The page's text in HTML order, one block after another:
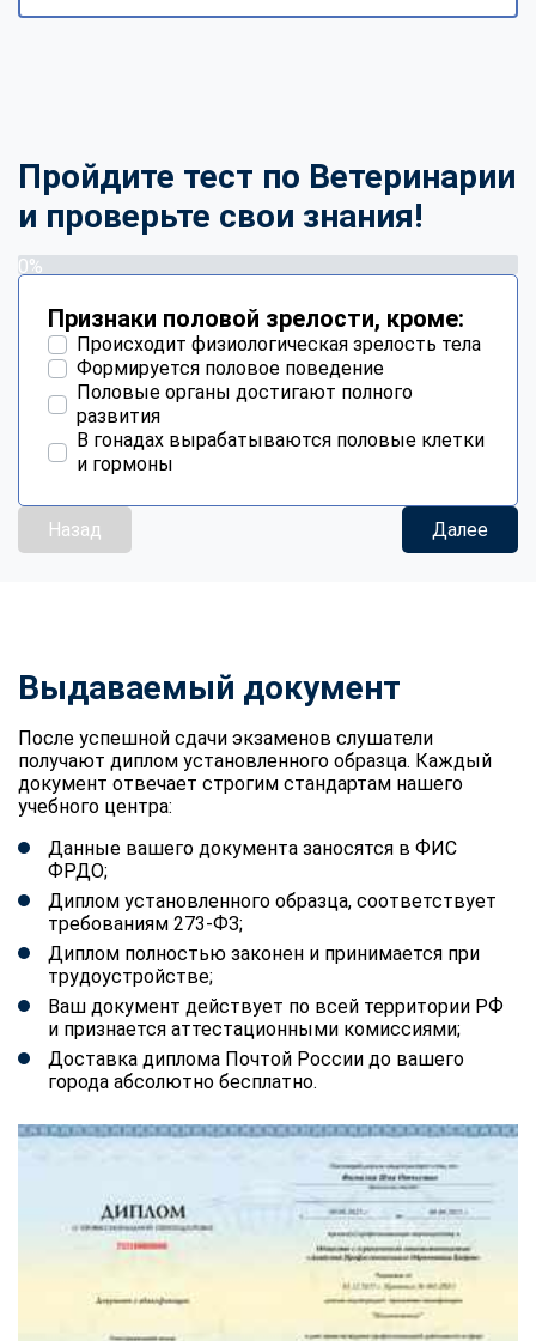
Пройдите тест по Ветеринарии
и проверьте свои знания!
0%
Признаки половой зрелости, кроме:
Происходит физиологическая зрелость тела
Формируется половое поведение
Половые органы достигают полного
развития
В гонадах вырабатываются половые клетки
и гормоны
Назад Далее
Выдаваемый документ
После успешной сдачи экзаменов слушатели
получают диплом установленного образца. Каждый
документ отвечает строгим стандартам нашего
учебного центра:
Данные вашего документа заносятся в ФИС
ФРДО;
Диплом установленного образца, соответствует
требованиям 273-ФЗ;
Диплом полностью законен и принимается при
трудоустройстве;
Ваш документ действует по всей территории РФ
и признается аттестационными комиссиями;
Доставка диплома Почтой России до вашего
города абсолютно бесплатно.